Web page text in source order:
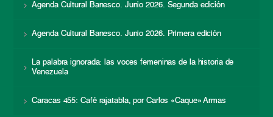
Agenda Cultural Banesco. Junio 2026. Segunda edición
Agenda Cultural Banesco. Junio 2026. Primera edición
La palabra ignorada: las voces femeninas de la historia de
Venezuela
Caracas 455: Café rajatabla, por Carlos «Caque» Armas